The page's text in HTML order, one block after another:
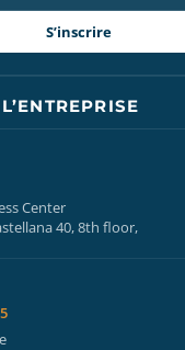
S’inscrire
Center
40, 8th floor,